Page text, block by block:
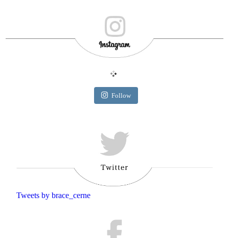
Follow
Tweets by brace_cerne